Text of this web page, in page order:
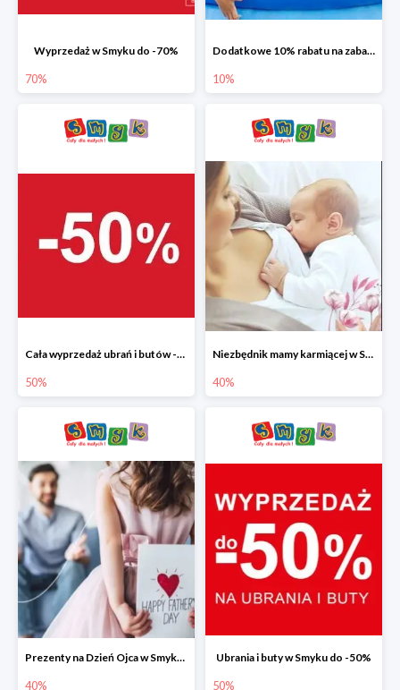
Wyprzedaż w Smyku do -70%
70%
Dodatkowe 10% rabatu na zabawki ogrodowe i baseny
10%
Cała wyprzedaż ubrań i butów -50%
50%
Niezbędnik mamy karmiącej w Smyku do -40%
40%
Prezenty na Dzień Ojca w Smyku do -40%
40%
Ubrania i buty w Smyku do -50%
50%